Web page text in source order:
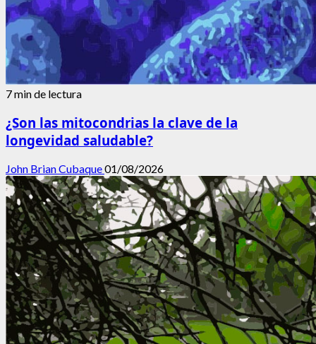
7 min de lectura
¿Son las mitocondrias la clave de la
longevidad saludable?
John Brian Cubaque01/08/2026